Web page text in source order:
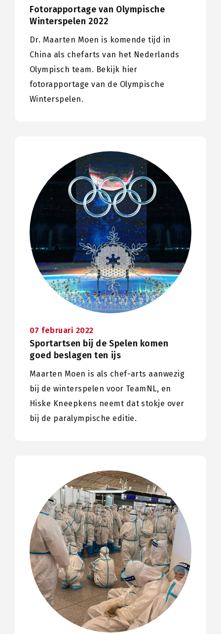
Fotorapportage van Olympische
Winterspelen 2022
Dr. Maarten Moen is komende tijd in
China als chefarts van het Nederlands
Olympisch team. Bekijk hier
fotorapportage van de Olympische
Winterspelen.
07 februari 2022
Sportartsen bij de Spelen komen
goed beslagen ten ijs
Maarten Moen is als chef-arts aanwezig
bij de winterspelen voor TeamNL, en
Hiske Kneepkens neemt dat stokje over
bij de paralympische editie.